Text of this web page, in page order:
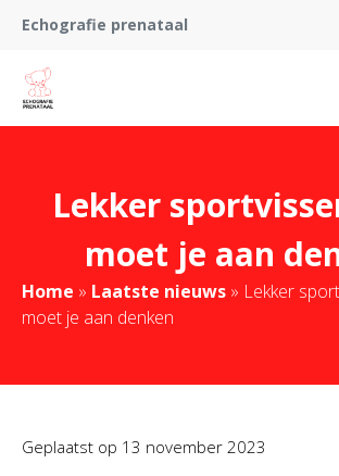
Echografie prenataal
Lekker
moet je aan
Home » Laatste nieuws » Lekker
moet je aan denken
Geplaatst op 13 november 2023